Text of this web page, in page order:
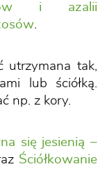
i azalii
.
utrzymana tak,
lub ściółką.
np. z kory.
się jesienią –
Ściółkowanie